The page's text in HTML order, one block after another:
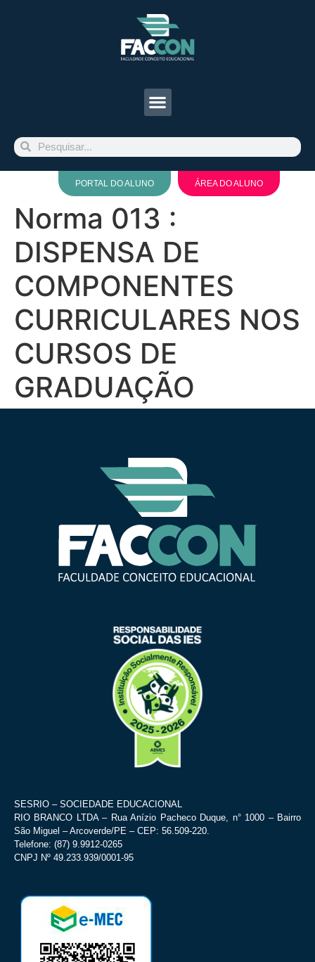
PORTAL DO ALUNO ÁREA DO ALUNO
Norma 013 :
DISPENSA DE
COMPONENTES
CURRICULARES NOS
CURSOS DE
GRADUAÇÃO
SESRIO – SOCIEDADE EDUCACIONAL
RIO BRANCO LTDA – Rua Anízio Pacheco Duque, n° 1000 – Bairro
São Miguel – Arcoverde/PE – CEP: 56.509-220.
Telefone: (87) 9.9912-0265
CNPJ Nº 49.233.939/0001-95